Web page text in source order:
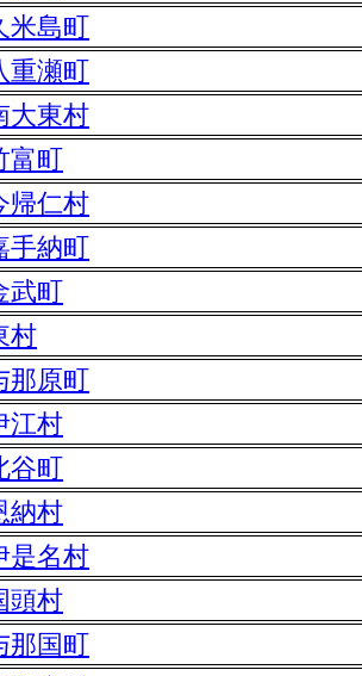
米島町
重瀬町
大東村
富町
帰仁村
手納町
武町
村
那原町
江村
谷町
納村
是名村
頭村
那国町